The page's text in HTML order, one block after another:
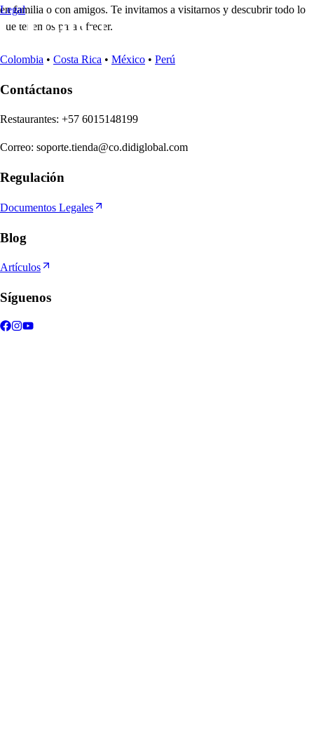
en familia o con amigos. Te invitamos a visitarnos y descubrir todo lo
que tenemos para ofrecer.
Legal
Colombia • Costa Rica • México • Perú
Contáctanos
Restaurantes: +57 6015148199
Correo: soporte.tienda@co.didiglobal.com
Regulación
Documentos Legales
Blog
Artículos
Síguenos